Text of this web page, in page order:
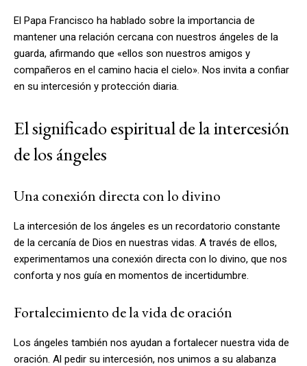
El Papa Francisco ha hablado sobre la importancia de
mantener una relación cercana con nuestros ángeles de la
guarda, afirmando que «ellos son nuestros amigos y
compañeros en el camino hacia el cielo». Nos invita a confiar
en su intercesión y protección diaria.
El significado espiritual de la intercesión
de los ángeles
Una conexión directa con lo divino
La intercesión de los ángeles es un recordatorio constante
de la cercanía de Dios en nuestras vidas. A través de ellos,
experimentamos una conexión directa con lo divino, que nos
conforta y nos guía en momentos de incertidumbre.
Fortalecimiento de la vida de oración
Los ángeles también nos ayudan a fortalecer nuestra vida de
oración. Al pedir su intercesión, nos unimos a su alabanza